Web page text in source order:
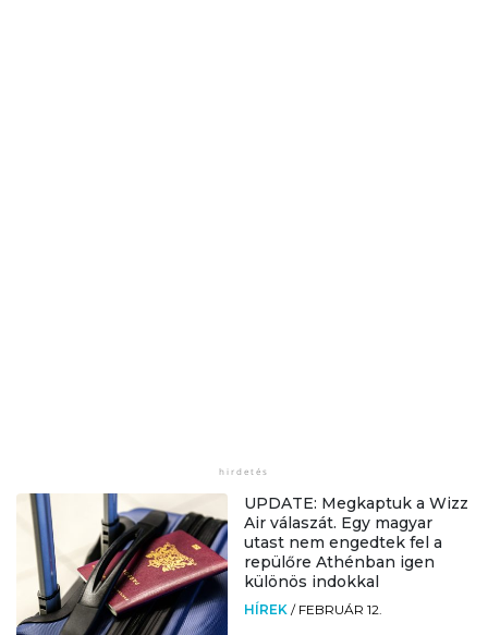
UPDATE: Megkaptuk a Wizz
Air válaszát. Egy magyar
utast nem engedtek fel a
repülőre Athénban igen
különös indokkal
HÍREK / FEBRUÁR 12.